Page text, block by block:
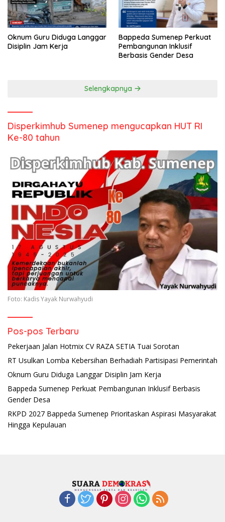
Oknum Guru Diduga Langgar
Disiplin Jam Kerja
Bappeda Sumenep Perkuat
Pembangunan Inklusif
Berbasis Gender Desa
Selengkapnya
Disperkimhub Sumenep mengucapkan HUT RI
Ke-80 tahun
Foto: Kadis Yayak Nurwahyudi
Pos-pos Terbaru
Pekerjaan Jalan Hotmix CV RAZA SETIA Tuai Sorotan
RT Usulkan Lomba Kebersihan Berhadiah Partisipasi Pemerintah
Oknum Guru Diduga Langgar Disiplin Jam Kerja
Bappeda Sumenep Perkuat Pembangunan Inklusif Berbasis
Gender Desa
RKPD 2027 Bappeda Sumenep Prioritaskan Aspirasi Masyarakat
Hingga Kepulauan